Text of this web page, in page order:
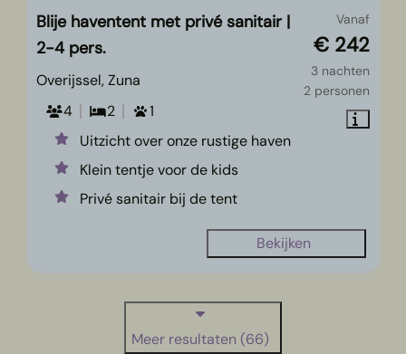
Vanaf
€ 242
3 nachten
2 personen
Blije haventent met privé sanitair |
2-4 pers.
Overijssel, Zuna
4
2
1
Uitzicht over onze rustige haven
Klein tentje voor de kids
Privé sanitair bij de tent
Bekijken
Meer resultaten (66)